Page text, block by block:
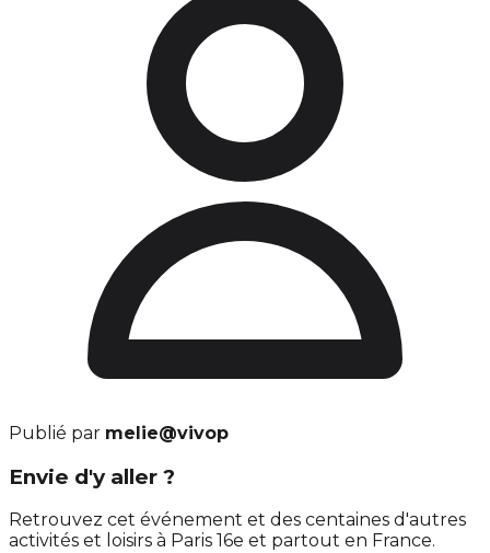
Publié par melie@vivop
Envie d'y aller ?
Retrouvez cet événement et des centaines d'autres
activités et loisirs à Paris 16e et partout en France.